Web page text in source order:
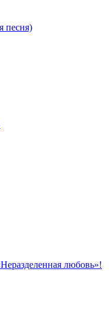
песня)
любовь»!